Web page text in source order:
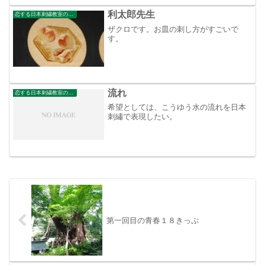
恋する日本刺繍教室のブログ 利太郎先生
ザクロです。お皿の刺し方がすごいで
す。
流れ
希望としては、こうゆう水の流れを日本
刺繡で表現したい。
第一回目の青春１８きっぷ